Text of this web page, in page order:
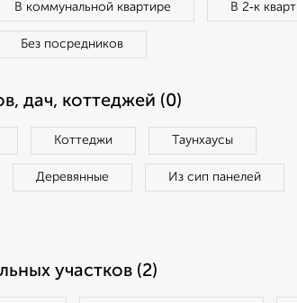
В коммунальной квартире В 2‑к
Без посредников
дач, коттеджей (0)
Коттеджи Таунхаусы
Деревянные Из сип панелей
участков (2)